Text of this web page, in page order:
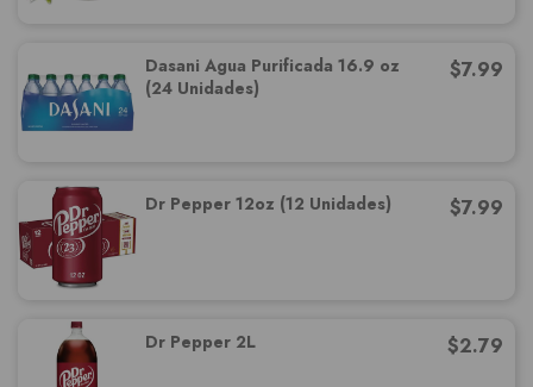
Dasani Agua Purificada 16.9 oz
(24 Unidades)
$7.99
Dr Pepper 12oz (12 Unidades) $7.99
Dr Pepper 2L $2.79